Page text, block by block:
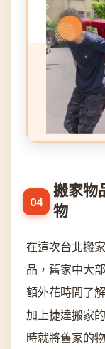
搬家物
物
在這次台北搬
品，舊家中大
額外花時間了
加上捷達搬家
時就將舊家的